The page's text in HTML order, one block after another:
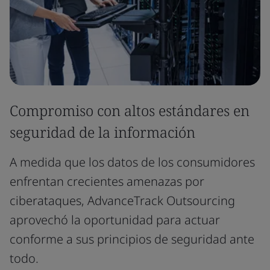
Compromiso con altos estándares en
seguridad de la información
A medida que los datos de los consumidores
enfrentan crecientes amenazas por
ciberataques, AdvanceTrack Outsourcing
aprovechó la oportunidad para actuar
conforme a sus principios de seguridad ante
todo.